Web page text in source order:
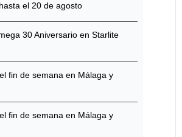
el 20 de agosto
30 Aniversario en Starlite
fin de semana en Málaga y
fin de semana en Málaga y